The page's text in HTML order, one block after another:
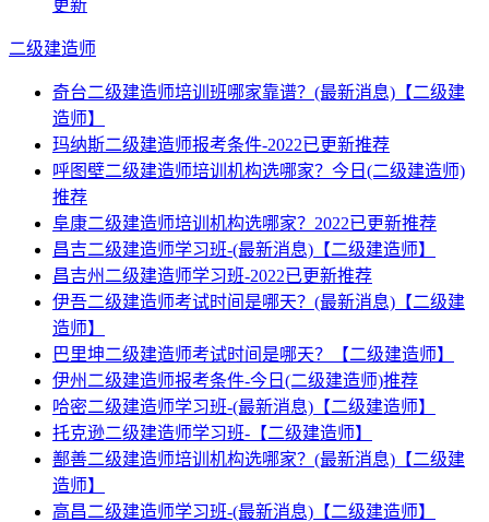
更新
二级建造师
奇台二级建造师培训班哪家靠谱？(最新消息)【二级建
造师】
玛纳斯二级建造师报考条件-2022已更新推荐
呼图壁二级建造师培训机构选哪家？今日(二级建造师)
推荐
阜康二级建造师培训机构选哪家？2022已更新推荐
昌吉二级建造师学习班-(最新消息)【二级建造师】
昌吉州二级建造师学习班-2022已更新推荐
伊吾二级建造师考试时间是哪天？(最新消息)【二级建
造师】
巴里坤二级建造师考试时间是哪天？【二级建造师】
伊州二级建造师报考条件-今日(二级建造师)推荐
哈密二级建造师学习班-(最新消息)【二级建造师】
托克逊二级建造师学习班-【二级建造师】
鄯善二级建造师培训机构选哪家？(最新消息)【二级建
造师】
高昌二级建造师学习班-(最新消息)【二级建造师】